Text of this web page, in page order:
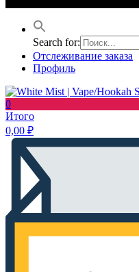
Search for:
Отслеживание заказа
Профиль
0
Итого
0,00 ₽